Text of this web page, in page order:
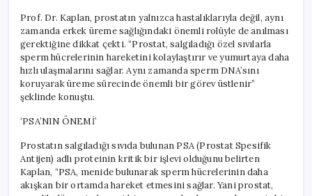
Prof. Dr. Kaplan, prostatın yalnızca hastalıklarıyla değil, aynı
zamanda erkek üreme sağlığındaki önemli rolüyle de anılması
gerektiğine dikkat çekti. “Prostat, salgıladığı özel sıvılarla
sperm hücrelerinin hareketini kolaylaştırır ve yumurtaya daha
hızlı ulaşmalarını sağlar. Aynı zamanda sperm DNA’sını
koruyarak üreme sürecinde önemli bir görev üstlenir”
şeklinde konuştu.
‘PSA’NIN ÖNEMİ’
Prostatın salgıladığı sıvıda bulunan PSA (Prostat Spesifik
Antijen) adlı proteinin kritik bir işlevi olduğunu belirten
Kaplan, “PSA, menide bulunarak sperm hücrelerinin daha
akışkan bir ortamda hareket etmesini sağlar. Yani prostat,